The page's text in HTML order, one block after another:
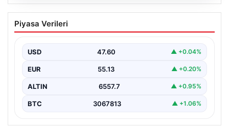
Ertuğrul Doğan’dan Mohamed Salah
Transferi Sonrası İlk Açıklama
Mısırlı futbolcu Mohamed Salah’ın transfer gelişmeleri
hakkında…
Piyasa Verileri
USD 47.60 ▲ +0.04%
EUR 55.13 ▲ +0.20%
ALTIN 6557.7 ▲ +0.95%
BTC 3067813 ▲ +1.06%